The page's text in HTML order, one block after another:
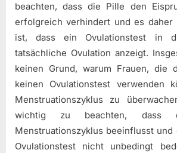
beachten, dass die Pille den
erfolgreich verhindert und es daher
ist, dass ein Ovulationstest in
tatsächliche Ovulation anzeigt.
keinen Grund, warum Frauen, die
keinen Ovulationstest verwenden
Menstruationszyklus zu
wichtig zu beachten, dass
Menstruationszyklus beeinflusst
Ovulationstest nicht unbedingt